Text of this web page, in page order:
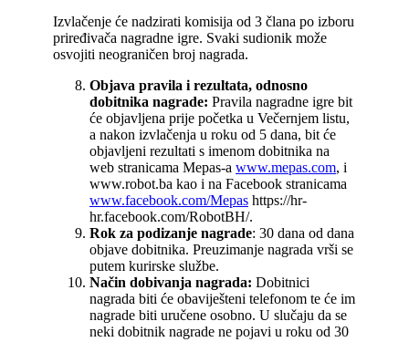
Izvlačenje će nadzirati komisija od 3 člana po izboru
priređivača nagradne igre. Svaki sudionik može
osvojiti neograničen broj nagrada.
Objava pravila i rezultata, odnosno
dobitnika nagrade: Pravila nagradne igre bit
će objavljena prije početka u Večernjem listu,
a nakon izvlačenja u roku od 5 dana, bit će
objavljeni rezultati s imenom dobitnika na
web stranicama Mepas-a www.mepas.com, i
www.robot.ba kao i na Facebook stranicama
www.facebook.com/Mepas https://hr-
hr.facebook.com/RobotBH/.
Rok za podizanje nagrade: 30 dana od dana
objave dobitnika. Preuzimanje nagrada vrši se
putem kurirske službe.
Način dobivanja nagrada: Dobitnici
nagrada biti će obaviješteni telefonom te će im
nagrade biti uručene osobno. U slučaju da se
neki dobitnik nagrade ne pojavi u roku od 30